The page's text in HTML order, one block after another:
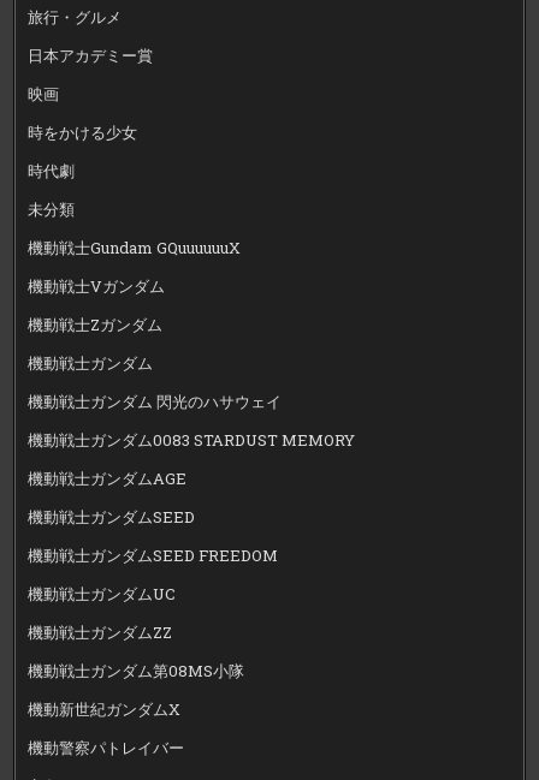
旅行・グルメ
日本アカデミー賞
映画
時をかける少女
時代劇
未分類
機動戦士Gundam GQuuuuuuX
機動戦士Vガンダム
機動戦士Zガンダム
機動戦士ガンダム
機動戦士ガンダム 閃光のハサウェイ
機動戦士ガンダム0083 STARDUST MEMORY
機動戦士ガンダムAGE
機動戦士ガンダムSEED
機動戦士ガンダムSEED FREEDOM
機動戦士ガンダムUC
機動戦士ガンダムZZ
機動戦士ガンダム第08MS小隊
機動新世紀ガンダムX
機動警察パトレイバー